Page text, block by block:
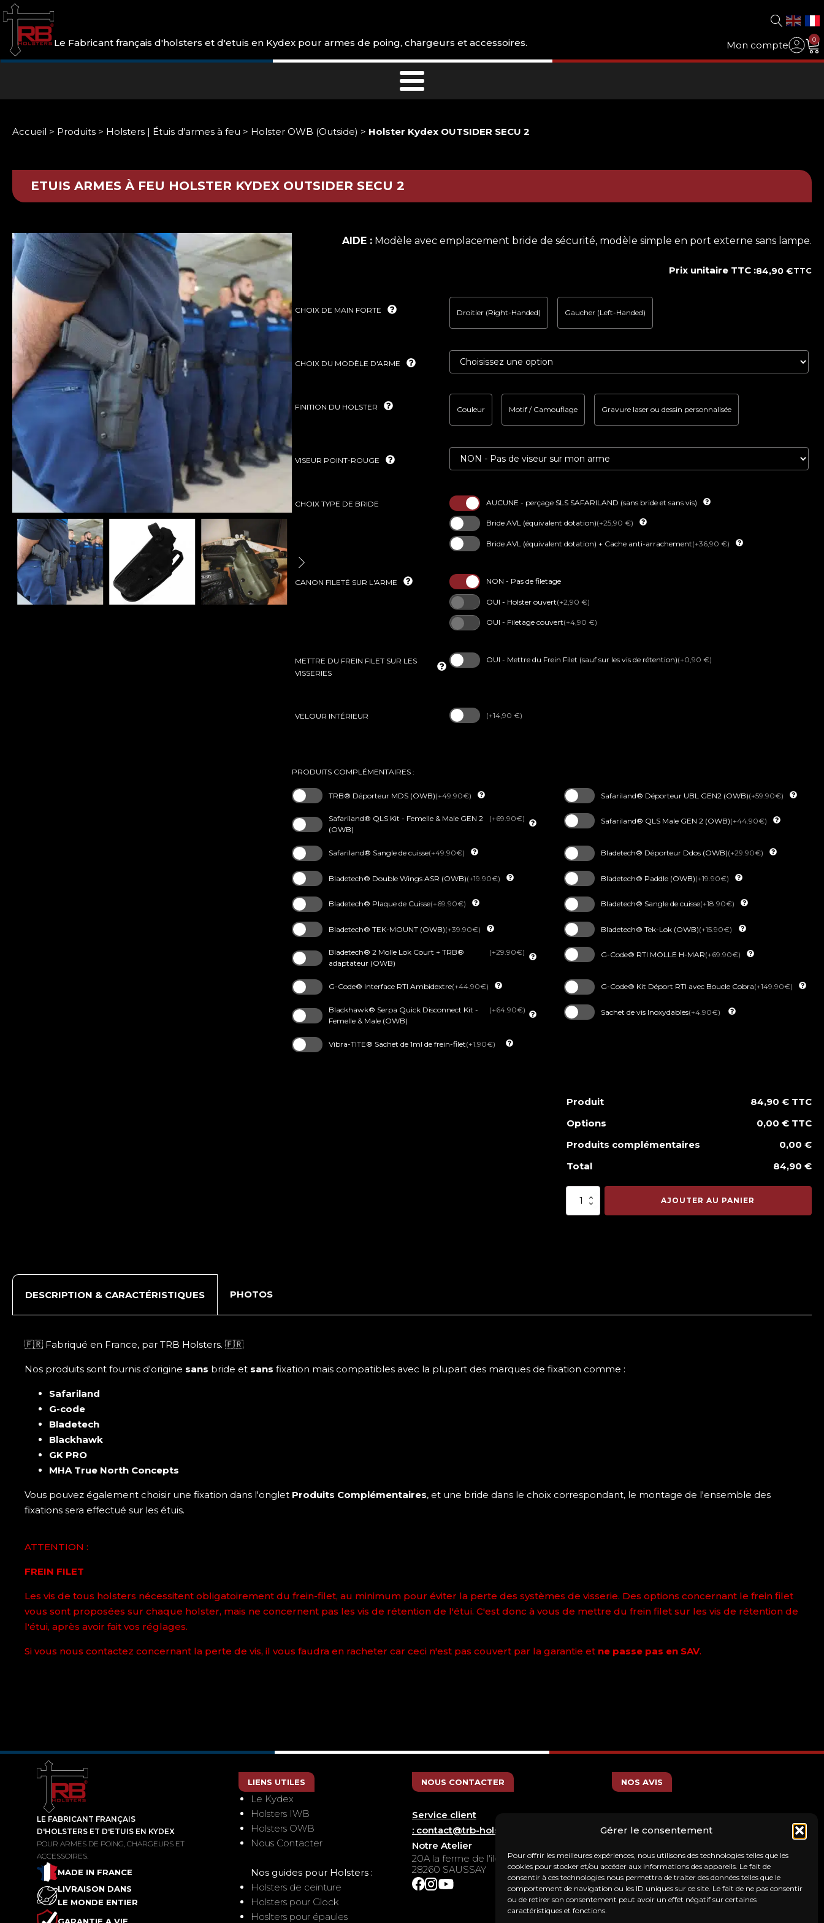
Gérer le consentement
Pour offrir les meilleures expériences, nous utilisons des technologies telles que les
cookies pour stocker et/ou accéder aux informations des appareils. Le fait de
consentir à ces technologies nous permettra de traiter des données telles que le
comportement de navigation ou les ID uniques sur ce site. Le fait de ne pas consentir
ou de retirer son consentement peut avoir un effet négatif sur certaines
caractéristiques et fonctions.
Le Fabricant français d'holsters et d'etuis en Kydex pour armes de poing, chargeurs et accessoires. Mon compte 0
Accueil > Produits > Holsters | Étuis d'armes à feu > Holster OWB (Outside) > Holster Kydex OUTSIDER SECU 2
ETUIS ARMES À FEU HOLSTER KYDEX OUTSIDER SECU 2
AIDE :Modèle avec emplacement bride de sécurité, modèle simple en port externe sans lampe.
Prix unitaire TTC :84,90 €TTC
VELOUR INTÉRIEUR (+14,90 €)
CHOIX DE MAIN FORTE Droitier (Right-Handed) Gaucher (Left-Handed)
CHOIX DU MODÈLE D'ARME
FINITION DU HOLSTER Couleur Motif / Camouflage Gravure laser ou dessin personnalisée
VISEUR POINT-ROUGE
CHOIX TYPE DE BRIDE AUCUNE - perçage SLS SAFARILAND (sans bride et sans vis)
Bride AVL (équivalent dotation)(+25,90 €)
Bride AVL (équivalent dotation) + Cache anti-arrachement(+36,90 €)
CANON FILETÉ SUR L'ARME NON - Pas de filetage
OUI - Holster ouvert(+2,90 €)
OUI - Filetage couvert(+4,90 €)
METTRE DU FREIN FILET SUR LES
VISSERIES
OUI - Mettre du Frein Filet (sauf sur les vis de rétention)(+0,90 €)
PRODUITS COMPLÉMENTAIRES :
TRB® Déporteur MDS (OWB)(+49.90€) Safariland® Déporteur UBL GEN2 (OWB)(+59.90€)
Safariland® QLS Kit - Femelle & Male GEN 2
(OWB)
(+69.90€) Safariland® QLS Male GEN 2 (OWB)(+44.90€)
Safariland® Sangle de cuisse(+49.90€) Bladetech® Déporteur Ddos (OWB)(+29.90€)
Bladetech® Double Wings ASR (OWB)(+19.90€) Bladetech® Paddle (OWB)(+19.90€)
Bladetech® Plaque de Cuisse(+69.90€) Bladetech® Sangle de cuisse(+18.90€)
Bladetech® TEK-MOUNT (OWB)(+39.90€) Bladetech® Tek-Lok (OWB)(+15.90€)
Bladetech® 2 Molle Lok Court + TRB®
adaptateur (OWB)
(+29.90€) G-Code® RTI MOLLE H-MAR(+69.90€)
G-Code® Interface RTI Ambidextre(+44.90€) G-Code® Kit Déport RTI avec Boucle Cobra(+149.90€)
Blackhawk® Serpa Quick Disconnect Kit -
Femelle & Male (OWB)
(+64.90€) Sachet de vis Inoxydables(+4.90€)
Vibra-TITE® Sachet de 1ml de frein-filet(+1.90€)
Produit
84,90 € TTC
Options
0,00 € TTC
Produits complémentaires
0,00 €
Total
84,90 €
quantité
AJOUTER AU PANIER
DESCRIPTION & CARACTÉRISTIQUES PHOTOS
🇫🇷 Fabriqué en France, par TRB Holsters. 🇫🇷
Nos produits sont fournis d'origine sans bride et sans fixation mais compatibles avec la plupart des marques de fixation comme :
Safariland
G-code
Bladetech
Blackhawk
GK PRO
MHA True North Concepts
Vous pouvez également choisir une fixation dans l'onglet Produits Complémentaires, et une bride dans le choix correspondant, le montage de l'ensemble des
fixations sera effectué sur les étuis.
ATTENTION :
FREIN FILET
Les vis de tous holsters nécessitent obligatoirement du frein-filet, au minimum pour éviter la perte des systèmes de visserie. Des options concernant le frein filet
vous sont proposées sur chaque holster, mais ne concernent pas les vis de rétention de l'étui. C'est donc à vous de mettre du frein filet sur les vis de rétention de
l'étui, après avoir fait vos réglages.
Si vous nous contactez concernant la perte de vis, il vous faudra en racheter car ceci n'est pas couvert par la garantie et ne passe pas en SAV.
LE FABRICANT FRANÇAIS
D'HOLSTERS ET D'ETUIS EN KYDEX
POUR ARMES DE POING, CHARGEURS ET
ACCESSOIRES.
MADE IN FRANCE
LIVRAISON DANS
LE MONDE ENTIER
GARANTIE A VIE
LIENS UTILES
Le Kydex
Holsters IWB
Holsters OWB
Nous Contacter
Nos guides pour Holsters :
Holsters de ceinture
Holsters pour Glock
Hoslters pour épaules
NOUS CONTACTER
Service client
: contact@trb-holsters.com
Notre Atelier
20A la ferme de l'ile
28260 SAUSSAY
NOS AVIS